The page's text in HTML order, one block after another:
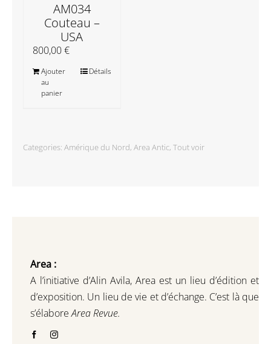
AM034
Couteau –
USA
800,00€
Ajouter
au
panier
Détails
Categories: Amérique du Nord, Area Antic, Tout voir
Area :
A l’initiative d’Alin Avila, Area est un lieu d’édition et
d’exposition. Un lieu de vie et d’échange. C’est là que
s’élaboreArea Revue.